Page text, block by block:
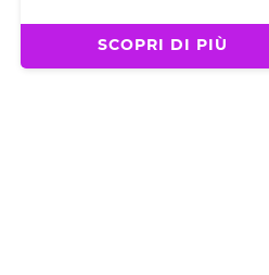
SCOPRI DI PIÙ